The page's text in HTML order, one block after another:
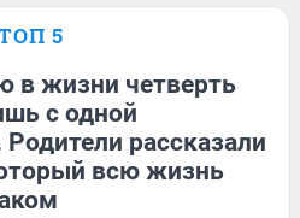
5
в жизни четверть
с одной
Родители рассказали
всю жизнь